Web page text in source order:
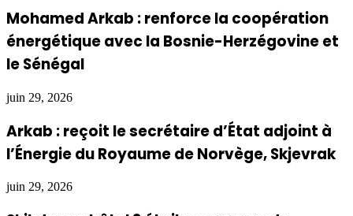
Mohamed Arkab : renforce la coopération
énergétique avec la Bosnie-Herzégovine et
le Sénégal
juin 29, 2026
Arkab : reçoit le secrétaire d’État adjoint à
l’Énergie du Royaume de Norvège, Skjevrak
juin 29, 2026